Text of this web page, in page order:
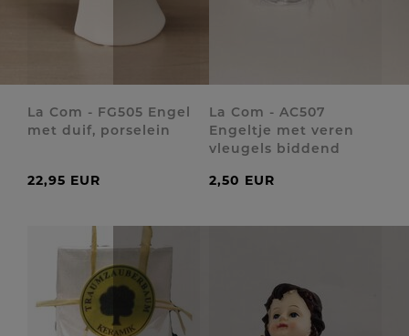
La Com - FG505 Engel
met duif, porselein
22,95 EUR
La Com - AC507
Engeltje met veren
vleugels biddend
2,50 EUR